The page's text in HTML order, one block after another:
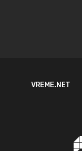
VREME.NET